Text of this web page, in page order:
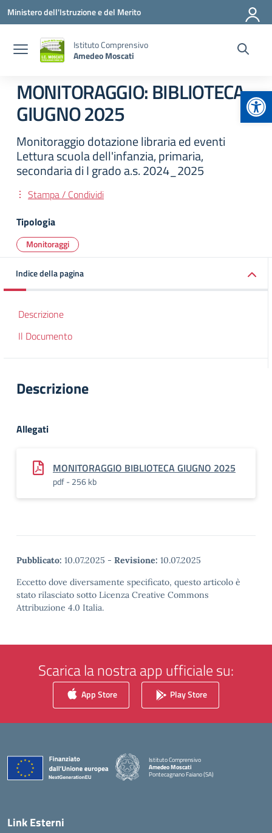
Vai ai contenuti
Vai al menu di navigazione
Vai al footer
Ministero dell'Istruzione e del Merito
Istituto Comprensivo
Amedeo Moscati
MONITORAGGIO: BIBLIOTECA
GIUGNO 2025
Monitoraggio dotazione libraria ed eventi
Lettura scuola dell'infanzia, primaria,
secondaria di I grado a.s. 2024_2025
Stampa / Condividi
Tipologia
Monitoraggi
Indice della pagina
Descrizione
Il Documento
Descrizione
Allegati
MONITORAGGIO BIBLIOTECA GIUGNO 2025
pdf - 256 kb
Pubblicato: 10.07.2025 - Revisione: 10.07.2025
Eccetto dove diversamente specificato, questo articolo è
stato rilasciato sotto Licenza Creative Commons
Attribuzione 4.0 Italia.
Scarica la nostra app ufficiale su:
App Store Play Store
Istituto Comprensivo
Amedeo Moscati
Pontecagnano Faiano (SA)
— Visita la pagina iniziale della scuola
Link Esterni